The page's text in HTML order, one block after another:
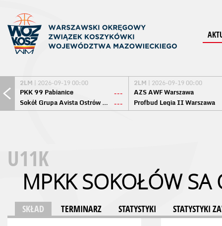
2LM | 2026-09-19 00:00
PKK 99 Pabianice
---
Sokół Grupa Avista Ostrów Maz. ---
2LM | 2026-09-19 00:00
AZS AWF Warszawa
Profbud Legia II Warszawa
U11K
MPKK SOKOŁÓW
SKŁAD TERMINARZ STATYSTYKI STATYSTYKI